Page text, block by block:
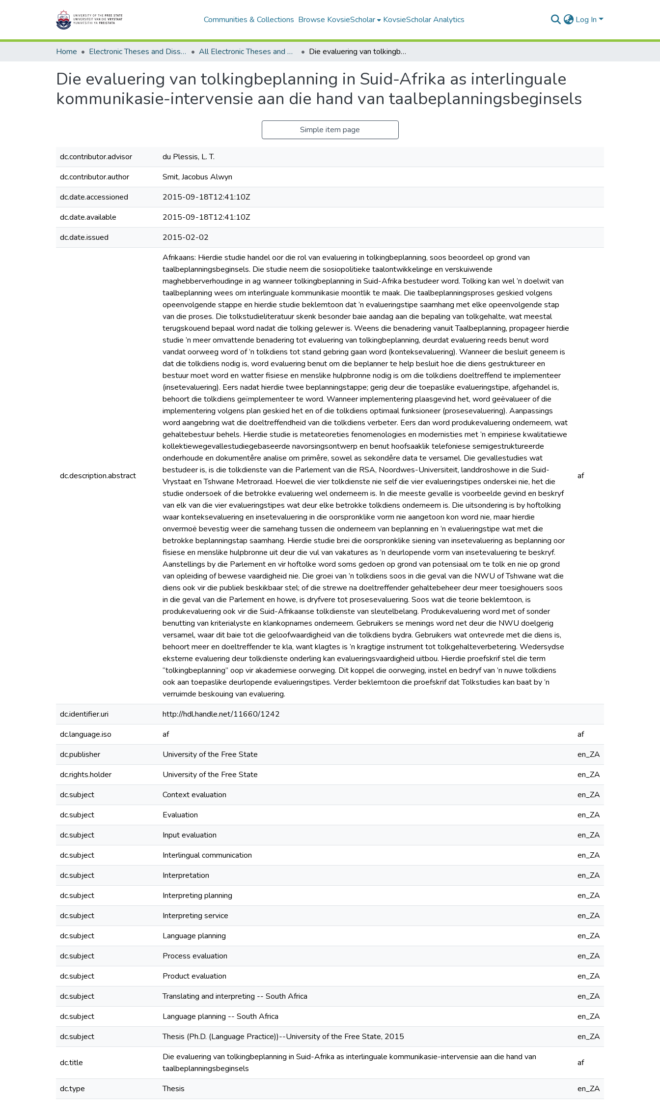
Communities & Collections Browse KovsieScholar KovsieScholar Analytics Log In
Home Electronic Theses and Dissertations All Electronic Theses and Dissertations Die evaluering van tolkingbeplanning in Suid-Afrika as interlinguale kommunikasie-intervensie aan die hand van taalbeplanningsbeginsels
Die evaluering van tolkingbeplanning in Suid-Afrika as interlinguale
kommunikasie-intervensie aan die hand van taalbeplanningsbeginsels
Simple item page
dc.contributor.advisor
du Plessis, L. T.
dc.contributor.author
Smit, Jacobus Alwyn
dc.date.accessioned
2015-09-18T12:41:10Z
dc.date.available
2015-09-18T12:41:10Z
dc.date.issued
2015-02-02
dc.description.abstract
Afrikaans: Hierdie studie handel oor die rol van evaluering in tolkingbeplanning, soos beoordeel op grond van
taalbeplanningsbeginsels. Die studie neem die sosiopolitieke taalontwikkelinge en verskuiwende
maghebberverhoudinge in ag wanneer tolkingbeplanning in Suid-Afrika bestudeer word. Tolking kan wel ’n doelwit van
taalbeplanning wees om interlinguale kommunikasie moontlik te maak. Die taalbeplanningsproses geskied volgens
opeenvolgende stappe en hierdie studie beklemtoon dat ’n evalueringstipe saamhang met elke opeenvolgende stap
van die proses. Die tolkstudieliteratuur skenk besonder baie aandag aan die bepaling van tolkgehalte, wat meestal
terugskouend bepaal word nadat die tolking gelewer is. Weens die benadering vanuit Taalbeplanning, propageer hierdie
studie ’n meer omvattende benadering tot evaluering van tolkingbeplanning, deurdat evaluering reeds benut word
vandat oorweeg word of ’n tolkdiens tot stand gebring gaan word (konteksevaluering). Wanneer die besluit geneem is
dat die tolkdiens nodig is, word evaluering benut om die beplanner te help besluit hoe die diens gestruktureer en
bestuur moet word en watter fisiese en menslike hulpbronne nodig is om die tolkdiens doeltreffend te implementeer
(insetevaluering). Eers nadat hierdie twee beplanningstappe; gerig deur die toepaslike evalueringstipe, afgehandel is,
behoort die tolkdiens geïmplementeer te word. Wanneer implementering plaasgevind het, word geëvalueer of die
implementering volgens plan geskied het en of die tolkdiens optimaal funksioneer (prosesevaluering). Aanpassings
word aangebring wat die doeltreffendheid van die tolkdiens verbeter. Eers dan word produkevaluering onderneem, wat
gehaltebestuur behels. Hierdie studie is metateoreties fenomenologies en modernisties met ’n empiriese kwalitatiewe
kollektiewegevallestudiegebaseerde navorsingsontwerp en benut hoofsaaklik telefoniese semigestruktureerde
onderhoude en dokumentêre analise om primêre, sowel as sekondêre data te versamel. Die gevallestudies wat
bestudeer is, is die tolkdienste van die Parlement van die RSA, Noordwes-Universiteit, landdroshowe in die Suid-
Vrystaat en Tshwane Metroraad. Hoewel die vier tolkdienste nie self die vier evalueringstipes onderskei nie, het die
studie ondersoek of die betrokke evaluering wel onderneem is. In die meeste gevalle is voorbeelde gevind en beskryf
van elk van die vier evalueringstipes wat deur elke betrokke tolkdiens onderneem is. Die uitsondering is by hoftolking
waar konteksevaluering en insetevaluering in die oorspronklike vorm nie aangetoon kon word nie, maar hierdie
onvermoë bevestig weer die samehang tussen die onderneem van beplanning en ’n evalueringstipe wat met die
betrokke beplanningstap saamhang. Hierdie studie brei die oorspronklike siening van insetevaluering as beplanning oor
fisiese en menslike hulpbronne uit deur die vul van vakatures as ’n deurlopende vorm van insetevaluering te beskryf.
Aanstellings by die Parlement en vir hoftolke word soms gedoen op grond van potensiaal om te tolk en nie op grond
van opleiding of bewese vaardigheid nie. Die groei van ’n tolkdiens soos in die geval van die NWU of Tshwane wat die
diens ook vir die publiek beskikbaar stel; of die strewe na doeltreffender gehaltebeheer deur meer toesighouers soos
in die geval van die Parlement en howe, is dryfvere tot prosesevaluering. Soos wat die teorie beklemtoon, is
produkevaluering ook vir die Suid-Afrikaanse tolkdienste van sleutelbelang. Produkevaluering word met of sonder
benutting van kriterialyste en klankopnames onderneem. Gebruikers se menings word net deur die NWU doelgerig
versamel, waar dit baie tot die geloofwaardigheid van die tolkdiens bydra. Gebruikers wat ontevrede met die diens is,
behoort meer en doeltreffender te kla, want klagtes is ’n kragtige instrument tot tolkgehalteverbetering. Wedersydse
eksterne evaluering deur tolkdienste onderling kan evalueringsvaardigheid uitbou. Hierdie proefskrif stel die term
“tolkingbeplanning” oop vir akademiese oorweging. Dit koppel die oorweging, instel en bedryf van ’n nuwe tolkdiens
ook aan toepaslike deurlopende evalueringstipes. Verder beklemtoon die proefskrif dat Tolkstudies kan baat by ’n
verruimde beskouing van evaluering.
af
dc.identifier.uri
http://hdl.handle.net/11660/1242
dc.language.iso
af
af
dc.publisher
University of the Free State
en_ZA
dc.rights.holder
University of the Free State
en_ZA
dc.subject
Context evaluation
en_ZA
dc.subject
Evaluation
en_ZA
dc.subject
Input evaluation
en_ZA
dc.subject
Interlingual communication
en_ZA
dc.subject
Interpretation
en_ZA
dc.subject
Interpreting planning
en_ZA
dc.subject
Interpreting service
en_ZA
dc.subject
Language planning
en_ZA
dc.subject
Process evaluation
en_ZA
dc.subject
Product evaluation
en_ZA
dc.subject
Translating and interpreting -- South Africa
en_ZA
dc.subject
Language planning -- South Africa
en_ZA
dc.subject
Thesis (Ph.D. (Language Practice))--University of the Free State, 2015 en_ZA
dc.title
Die evaluering van tolkingbeplanning in Suid-Afrika as interlinguale kommunikasie-intervensie aan die hand van
taalbeplanningsbeginsels
af
dc.type Thesis
en_ZA